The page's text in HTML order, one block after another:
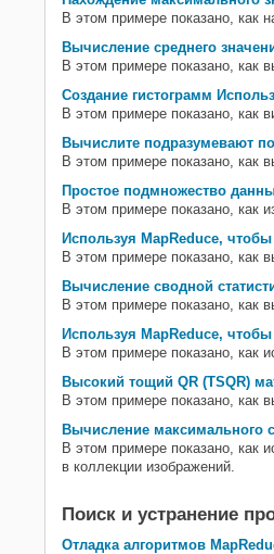
В этом примере показано, как
Вычисление среднего
В этом примере показано, как
Создание гистограмм
В этом примере показано, как
Вычислите подразумевают
В этом примере показано, как
Простое подмножество
В этом примере показано, как
Используя MapReduce,
В этом примере показано, как
Вычисление сводной
В этом примере показано, как
Используя MapReduce,
В этом примере показано, как
Высокий тощий QR (TSQR)
В этом примере показано, как
Вычисление максимального
В этом примере показано, как
в коллекции изображений.
Поиск и устранение
Отладка алгоритмов